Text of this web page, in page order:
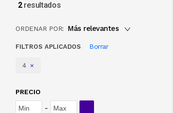
2resultados
ORDENAR POR: Más relevantes
FILTROS APLICADOS Borrar
4
PRECIO
-